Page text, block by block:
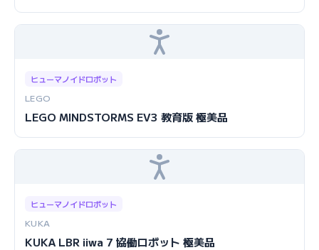
ヒューマノイドロボット
LEGO
LEGO MINDSTORMS EV3 教育版 極美品
ヒューマノイドロボット
KUKA
KUKA LBR iiwa 7 協働ロボット 極美品